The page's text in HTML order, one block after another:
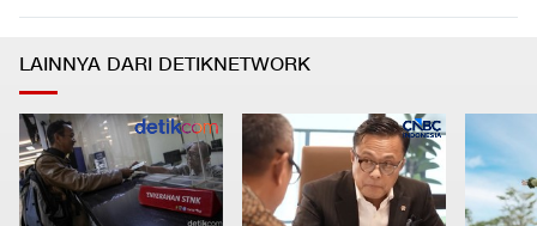
LAINNYA DARI DETIKNETWORK